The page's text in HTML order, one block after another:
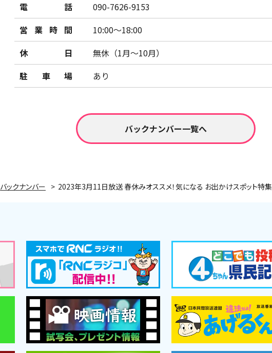
電話
090-7626-9153
営業時間
10:00～18:00
休日
無休（1月～10月）
駐車場
あり
バックナンバー一覧へ
バックナンバー 2023年3月11日放送 春休みオススメ！気になる お出かけスポット特集